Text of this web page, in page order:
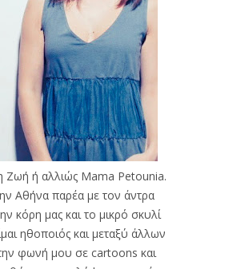
Ζωή ή αλλιώς Mama Petounia.
Αθήνα παρέα με τον άντρα
κόρη μας και το μικρό σκυλί
ηθοποιός και μεταξύ άλλων
φωνή μου σε cartoons και